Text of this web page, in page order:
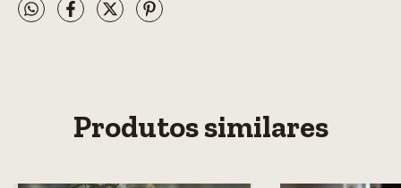
Produtos similares